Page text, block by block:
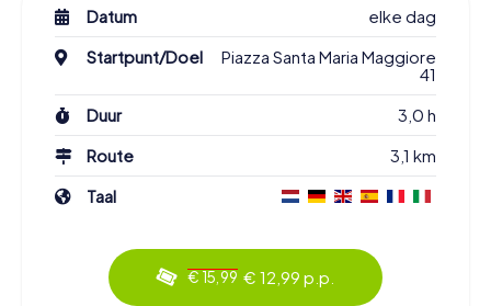
Datum
elke dag
Startpunt/Doel
Piazza Santa Maria Maggiore
41
Duur
3,0 h
Route
3,1 km
Taal
€ 15,99 € 12,99 p.p.